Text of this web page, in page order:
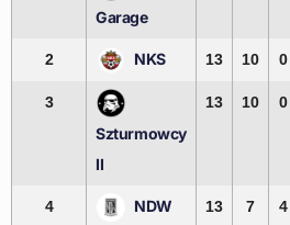
Garage
2 NKS 13 10 0
3
Szturmowcy
II
13 10 0
4 NDW 13 7 4